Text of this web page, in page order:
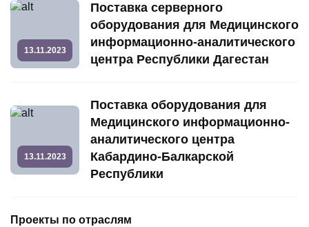
13.11.2023
Поставка серверного
оборудования для Медицинского
информационно-аналитического
центра Республики Дагестан
13.11.2023
Поставка оборудования для
Медицинского информационно-
аналитического центра
Кабардино-Балкарской
Республики
Проекты по отраслям